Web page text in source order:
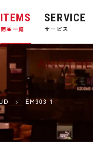
ITEMS
商品一覧
SERVICE
サービス
EM303 1